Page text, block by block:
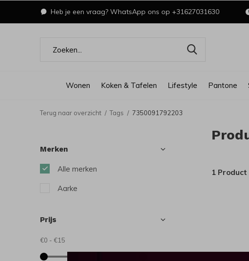
Wonen Koken & Tafelen Lifestyle Pantone
Heb je een vraag? WhatsApp ons op +31627031630
Terug naar overzicht Tags 7350091792203
1 Product
Merken
Alle merken
Aarke
Prijs
€0 - €15